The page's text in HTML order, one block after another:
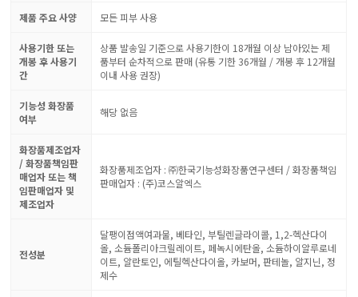
제품 주요 사양 모든 피부 사용
사용기한 또는
개봉 후 사용기
간
상품 발송일 기준으로 사용기한이 18개월 이상 남아있는 제
품부터 순차적으로 판매 (유통 기한 36개월 / 개봉 후 12개월
이내 사용 권장)
기능성 화장품
여부
해당 없음
화장품제조업자
/ 화장품책임판
매업자 또는 책
임판매업자 및
제조업자
화장품제조업자 : ㈜한국기능성화장품연구센터 / 화장품책임
판매업자 : (주)코스알엑스
전성분
달팽이점액여과물, 베타인, 부틸렌글라이콜, 1,2-헥산다이
올, 소듐폴리아크릴레이트, 페녹시에탄올, 소듐하이알루로네
이트, 알란토인, 에틸헥산다이올, 카보머, 판테놀, 알지닌, 정
제수